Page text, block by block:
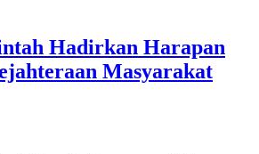
Hadirkan Harapan
Masyarakat